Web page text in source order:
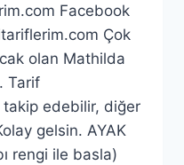
Facebook
Çok
olan Mathilda
Tarif
takip edebilir, diğer
gelsin. AYAK
rengi ile basla)